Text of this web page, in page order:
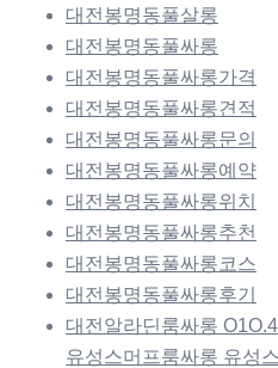
대전봉명동풀살롱
대전봉명동풀싸롱
대전봉명동풀싸롱가격
대전봉명동풀싸롱견적
대전봉명동풀싸롱문의
대전봉명동풀싸롱예약
대전봉명동풀싸롱위치
대전봉명동풀싸롱추천
대전봉명동풀싸롱코스
대전봉명동풀싸롱후기
대전알라딘룸싸롱
유성스머프룸싸롱 유성